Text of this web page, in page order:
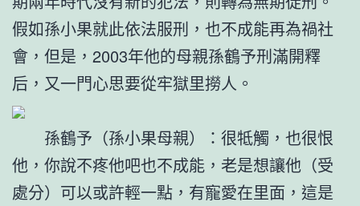
假如孫小果就此依法服刑，也不成能再為禍社
會，但是，2003年他的母親孫鶴予刑滿開釋
后，又一門心思要從牢獄里撈人。
孫鶴予（孫小果母親）：很牴觸，也很恨
他，你說不疼他吧也不成能，老是想讓他（受
處分）可以或許輕一點，有寵愛在里面，這是